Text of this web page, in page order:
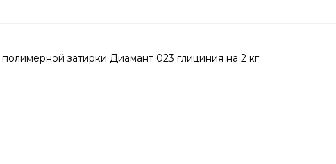
затирки Диамант 023 глициния на 2 кг